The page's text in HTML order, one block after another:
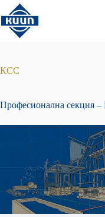
Преминаване
към
съдържанието
КСС
Професионална секция